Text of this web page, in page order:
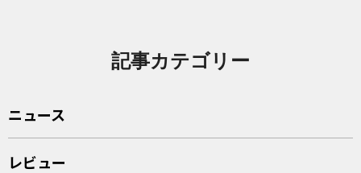
記事カテゴリー
ニュース
レビュー